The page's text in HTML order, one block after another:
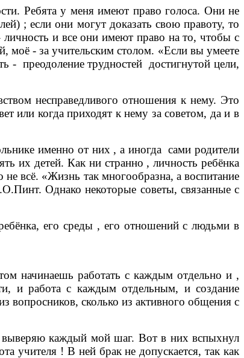
Ребята у меня имеют право голоса. Они не
; если они могут доказать свою правоту, то
и все они имеют право на то, чтобы с
моё - за учительским столом. «Если вы умеете
- преодоление трудностей достигнутой цели,
несправедливого отношения к нему. Это
или когда приходят к нему за советом, да и в
именно от них , а иногда сами родители
их детей. Как ни странно , личность ребёнка
всё. «Жизнь так многообразна, а воспитание
Однако некоторые советы, связанные с
его среды , его отношений с людьми в
начинаешь работать с каждым отдельно и ,
и работа с каждым отдельным, и создание
вопросников, сколько из активного общения с
каждый мой шаг. Вот в них вспыхнул
учителя ! В ней брак не допускается, так как